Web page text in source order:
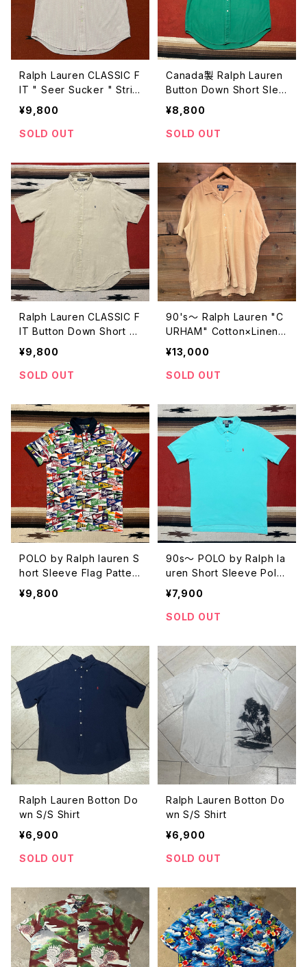
Ralph Lauren CLASSIC F
IT " Seer Sucker " Strip
e Button Down Short Sl
eeve Shirts size M
¥9,800
SOLD OUT
Canada製 Ralph Lauren
Button Down Short Slee
ve Shirts " Hand Woven
" " Indiana Cotton " siz
e L
¥8,800
SOLD OUT
Ralph Lauren CLASSIC F
IT Button Down Short Sl
eeve Shirts " Linen " siz
e XXL
¥9,800
SOLD OUT
90's〜 Ralph Lauren "C
URHAM" Cotton×Linen
Open Collar Shirt S/S
¥13,000
SOLD OUT
POLO by Ralph lauren S
hort Sleeve Flag Patter
n Polo Shirt size S
¥9,800
90s〜 POLO by Ralph la
uren Short Sleeve Polo
Shirt size M
¥7,900
SOLD OUT
Ralph Lauren Botton Do
wn S/S Shirt
¥6,900
SOLD OUT
Ralph Lauren Botton Do
wn S/S Shirt
¥6,900
SOLD OUT